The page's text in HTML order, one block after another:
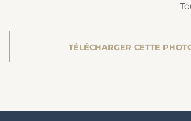
TÉLÉCHARGER CETTE